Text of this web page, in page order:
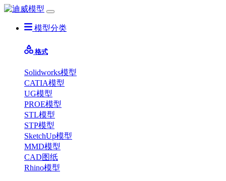
模型分类
格式
Solidworks模型
CATIA模型
UG模型
PROE模型
STL模型
STP模型
SketchUp模型
MMD模型
CAD图纸
Rhino模型